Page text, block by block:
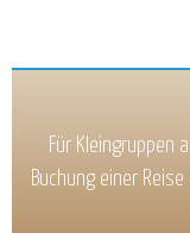
Für Kleingruppen
Buchung einer